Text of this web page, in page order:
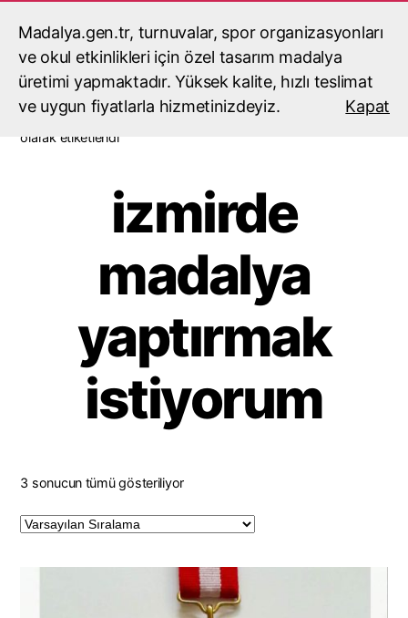
Madalya.gen.tr, turnuvalar, spor organizasyonları
ve okul etkinlikleri için özel tasarım madalya
üretimi yapmaktadır. Yüksek kalite, hızlı teslimat
ve uygun fiyatlarla hizmetinizdeyiz.
Kapat
madalyacı,madalya,madalya
yaptırma,madalya fiyatları
olarak etiketlendi
izmirde
madalya
yaptırmak
istiyorum
3 sonucun tümü gösteriliyor